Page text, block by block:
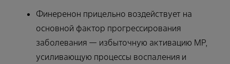
Финеренон прицельно воздействует на
основной фактор прогрессирования
заболевания — избыточную активацию МР,
усиливающую процессы воспаления и